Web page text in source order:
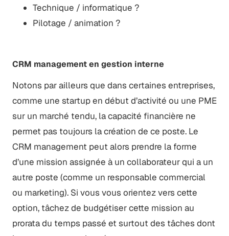
Technique / informatique ?
Pilotage / animation ?
CRM management en gestion interne
Notons par ailleurs que dans certaines entreprises,
comme une startup en début d’activité ou une PME
sur un marché tendu, la capacité financière ne
permet pas toujours la création de ce poste. Le
CRM management peut alors prendre la forme
d’une mission assignée à un collaborateur qui a un
autre poste (comme un responsable commercial
ou marketing). Si vous vous orientez vers cette
option, tâchez de budgétiser cette mission au
prorata du temps passé et surtout des tâches dont